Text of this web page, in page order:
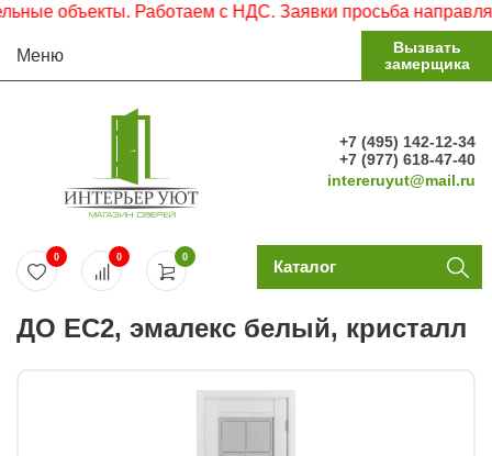
объекты. Работаем с НДС. Заявки просьба направлять
Меню
Вызвать
замерщика
+7 (495) 142-12-34
+7 (977) 618-47-40
intereruyut@mail.ru
0
0 0 Каталог
ДО EC2, эмалекс белый, кристалл